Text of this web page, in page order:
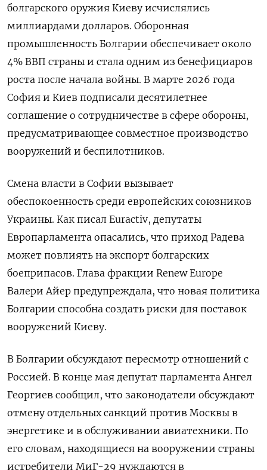
болгарского оружия Киеву исчислялись
миллиардами долларов. Оборонная
промышленность Болгарии обеспечивает около
4% ВВП страны и стала одним из бенефициаров
роста после начала войны. В марте 2026 года
София и Киев подписали десятилетнее
соглашение о сотрудничестве в сфере обороны,
предусматривающее совместное производство
вооружений и беспилотников.
Смена власти в Софии вызывает
обеспокоенность среди европейских союзников
Украины. Как писал Euractiv, депутаты
Европарламента опасались, что приход Радева
может повлиять на экспорт болгарских
боеприпасов. Глава фракции Renew Europe
Валери Айер предупреждала, что новая политика
Болгарии способна создать риски для поставок
вооружений Киеву.
В Болгарии обсуждают пересмотр отношений с
Россией. В конце мая депутат парламента Ангел
Георгиев сообщил, что законодатели обсуждают
отмену отдельных санкций против Москвы в
энергетике и в обслуживании авиатехники. По
его словам, находящиеся на вооружении страны
истребители МиГ-29 нуждаются в